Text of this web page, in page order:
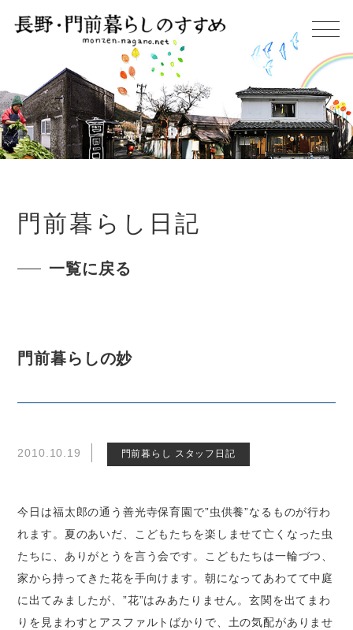
門前暮らし日記
一覧に戻る
門前暮らしの妙
2010.10.19 門前暮らし スタッフ日記
今日は福太郎の通う善光寺保育園で”虫供養”なるものが行わ
れます。夏のあいだ、こどもたちを楽しませて亡くなった虫
たちに、ありがとうを言う会です。こどもたちは一輪づつ、
家から持ってきた花を手向けます。朝になってあわてて中庭
に出てみましたが、”花”はみあたりません。玄関を出てまわ
りを見まわすとアスファルトばかりで、土の気配がありませ